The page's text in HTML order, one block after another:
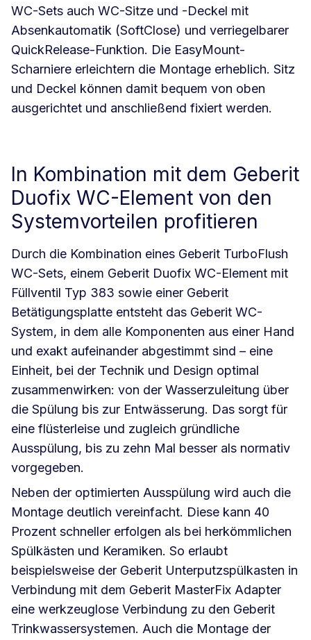
WC-Sets auch WC-Sitze und -Deckel mit
Absenkautomatik (SoftClose) und verriegelbarer
QuickRelease-Funktion. Die EasyMount-
Scharniere erleichtern die Montage erheblich. Sitz
und Deckel können damit bequem von oben
ausgerichtet und anschließend fixiert werden.
In Kombination mit dem Geberit
Duofix WC-Element von den
Systemvorteilen profitieren
Durch die Kombination eines Geberit TurboFlush
WC-Sets, einem Geberit Duofix WC-Element mit
Füllventil Typ 383 sowie einer Geberit
Betätigungsplatte entsteht das Geberit WC-
System, in dem alle Komponenten aus einer Hand
und exakt aufeinander abgestimmt sind – eine
Einheit, bei der Technik und Design optimal
zusammenwirken: von der Wasserzuleitung über
die Spülung bis zur Entwässerung. Das sorgt für
eine flüsterleise und zugleich gründliche
Ausspülung, bis zu zehn Mal besser als normativ
vorgegeben.
Neben der optimierten Ausspülung wird auch die
Montage deutlich vereinfacht. Diese kann 40
Prozent schneller erfolgen als bei herkömmlichen
Spülkästen und Keramiken. So erlaubt
beispielsweise der Geberit Unterputzspülkasten in
Verbindung mit dem Geberit MasterFix Adapter
eine werkzeuglose Verbindung zu den Geberit
Trinkwassersystemen. Auch die Montage der